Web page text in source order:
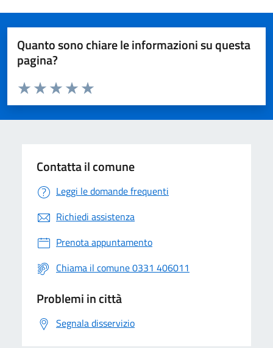
Quanto sono chiare le informazioni su questa
pagina?
Valuta da 1 a 5 stelle la pagina
Valuta 5 stelle su 5
Valuta 4 stelle su 5
Valuta 3 stelle su 5
Valuta 2 stelle su 5
Valuta 1 stelle su 5
Contatta il comune
Leggi le domande frequenti
Richiedi assistenza
Prenota appuntamento
Chiama il comune 0331 406011
Problemi in città
Segnala disservizio